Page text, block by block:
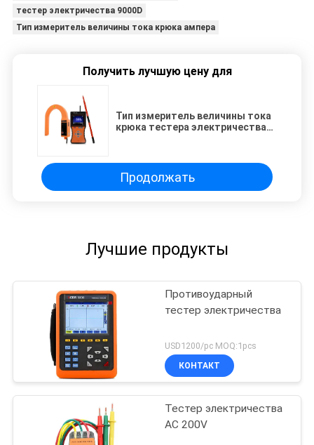
тестер электричества 9000D
Тип измеритель величины тока крюка ампера
Получить лучшую цену для
Тип измеритель величины тока
крюка тестера электричества
Продолжать
Лучшие продукты
Противоударный
тестер электричества
USD1200/pc MOQ:1pcs
КОНТАКТ
Тестер электричества
AC 200V